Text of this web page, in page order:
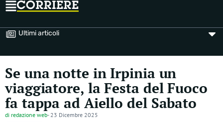
Ultimi articoli
Se una notte in Irpinia un
viaggiatore, la Festa del Fuoco
fa tappa ad Aiello del Sabato
di redazione web- 23 Dicembre 2025